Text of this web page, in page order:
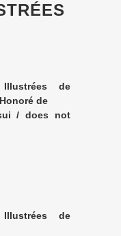
Illustrées de
de
/ does not
pas
Illustrées de